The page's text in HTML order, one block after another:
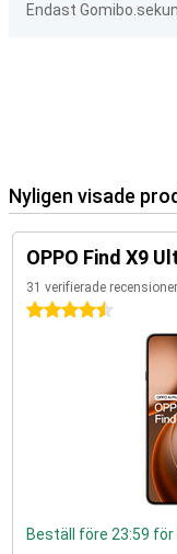
Endast
Nyligen visade
OPPO Find X9
31 verifierade recensioner
4.5 stjärnor
Beställ före 23:59